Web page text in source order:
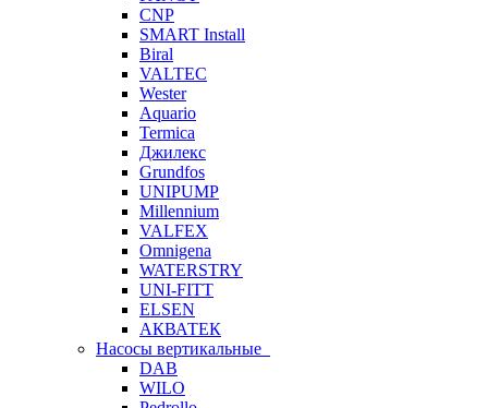
CNP
SMART Install
Biral
VALTEC
Wester
Aquario
Termica
Джилекс
Grundfos
UNIPUMP
Millennium
VALFEX
Omnigena
WATERSTRY
UNI-FITT
ELSEN
АКВАТЕК
Насосы вертикальные
DAB
WILO